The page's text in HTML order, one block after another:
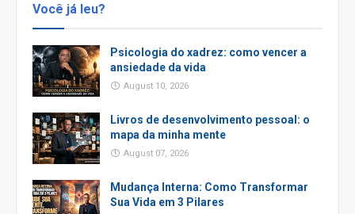
Você já leu?
Psicologia do xadrez: como vencer a
ansiedade da vida
August 10, 2026
Livros de desenvolvimento pessoal: o
mapa da minha mente
August 07, 2026
Mudança Interna: Como Transformar
Sua Vida em 3 Pilares